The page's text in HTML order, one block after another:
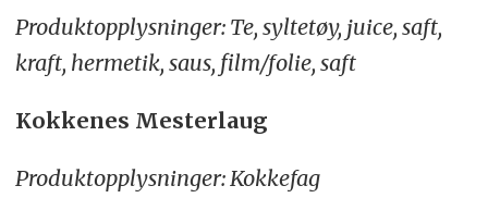
Produktopplysninger: Te, syltetøy, juice, saft,
kraft, hermetik, saus, film/folie, saft
Kokkenes Mesterlaug
Produktopplysninger: Kokkefag